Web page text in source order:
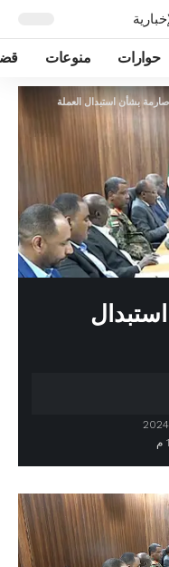
حوارات منوعات
بشأن استبدال العملة